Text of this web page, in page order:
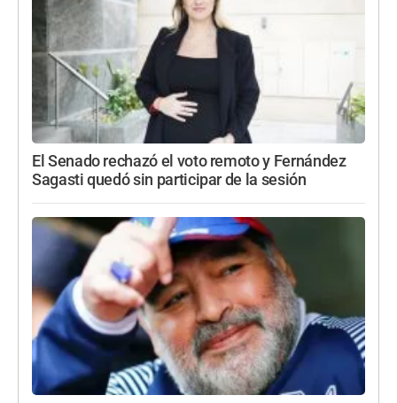
El Senado rechazó el voto remoto y Fernández
Sagasti quedó sin participar de la sesión